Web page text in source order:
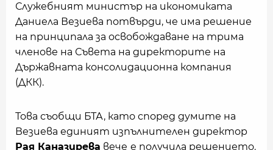
Служебният министър на икономиката
Даниела Везиева потвърди, че има решение
на принципала за освобождаване на трима
членове на Съвета на директорите на
Държавната консолидационна компания
(ДКК).
Това съобщи БТА, като според думите на
Везиева единият изпълнителен директор
Рая Каназирева вече е получила решението.